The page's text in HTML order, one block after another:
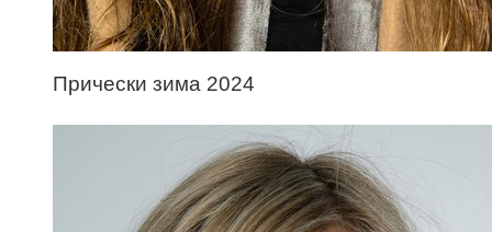
Прически зима 2024